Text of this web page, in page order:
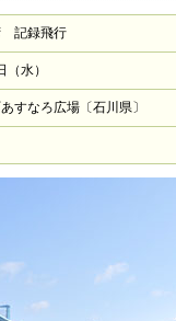
記録飛行
（水）
すなろ広場〔石川県〕